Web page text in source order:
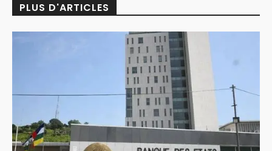
PLUS D'ARTICLES